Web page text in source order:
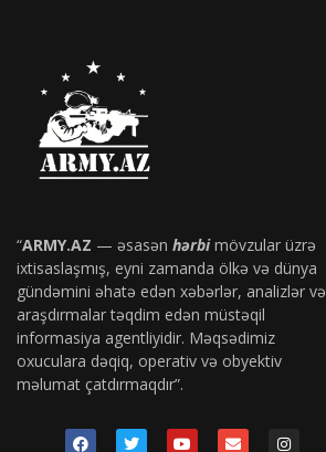
“ARMY.AZ — əsasən hərbimövzular üzrə
ixtisaslaşmış, eyni zamanda ölkə və dünya
gündəmini əhatə edən xəbərlər, analizlər və
araşdırmalar təqdim edən müstəqil
informasiya agentliyidir. Məqsədimiz
oxuculara dəqiq, operativ və obyektiv
məlumat çatdırmaqdır”.